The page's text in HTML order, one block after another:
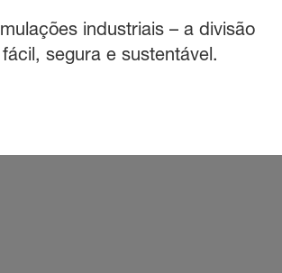
industriais – a divisão
segura e sustentável.